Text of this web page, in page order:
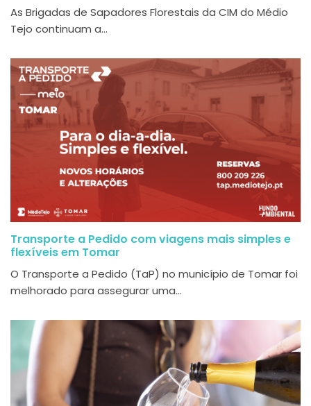
As Brigadas de Sapadores Florestais da CIM do Médio
Tejo continuam a...
Transporte a Pedido com viagens mais simples e
flexíveis em Tomar
O Transporte a Pedido (TaP) no município de Tomar foi
melhorado para assegurar uma...